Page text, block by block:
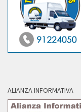
ALIANZA INFORMATIVA